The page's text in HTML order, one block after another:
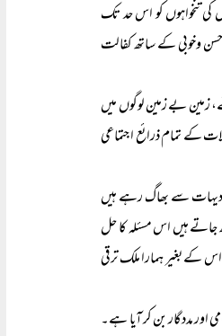
تنخواہوں کو اس حد تک
حسن وخوبی کے ساتھ کفالت
زمین بے زمین لوگوں میں
کے تمام ذرائع اجتماعی
دیہات سے بھاگ رہے ہیں
ہیں اس مسئلہ کا حل
کے بغیر ہمارا ملک ترقی
اور مددگار بن کر آیا ہے۔